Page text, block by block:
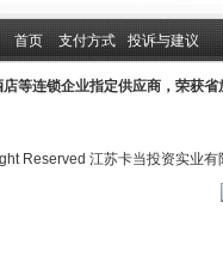
首页 支付方式 投诉与建议
等连锁企业指定供应商，荣获
Reserved 江苏卡当投资实业有